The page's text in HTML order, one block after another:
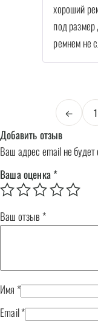
хороший
под размер
ремнем не
← 1
Добавить отзыв
Ваш адрес email не будет
Ваша оценка *
Ваш отзыв *
Имя *
Email*